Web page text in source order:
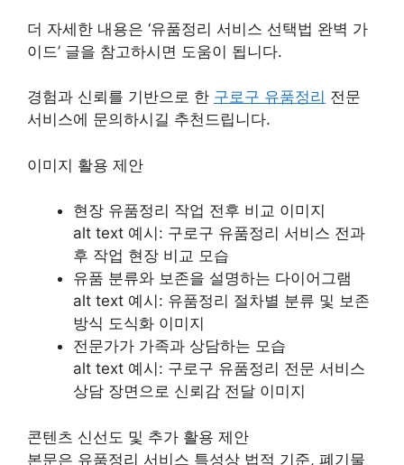
더 자세한 내용은 ‘유품정리 서비스 선택법 완벽 가
이드’ 글을 참고하시면 도움이 됩니다.
경험과 신뢰를 기반으로 한 구로구 유품정리 전문
서비스에 문의하시길 추천드립니다.
이미지 활용 제안
현장 유품정리 작업 전후 비교 이미지
alt text 예시: 구로구 유품정리 서비스 전과
후 작업 현장 비교 모습
유품 분류와 보존을 설명하는 다이어그램
alt text 예시: 유품정리 절차별 분류 및 보존
방식 도식화 이미지
전문가가 가족과 상담하는 모습
alt text 예시: 구로구 유품정리 전문 서비스
상담 장면으로 신뢰감 전달 이미지
콘텐츠 신선도 및 추가 활용 제안
본문은 유품정리 서비스 특성상 법적 기준, 폐기물